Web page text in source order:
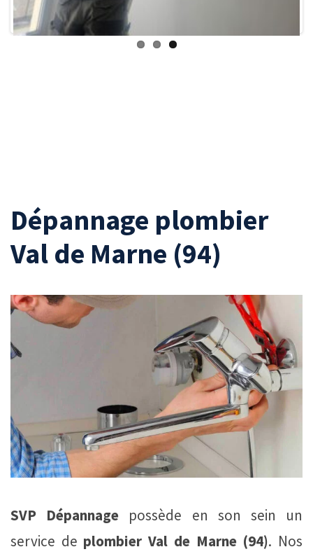
Dépannage plombier
Val de Marne (94)
SVP Dépannage possède en son sein un
service de plombier Val de Marne (94). Nos